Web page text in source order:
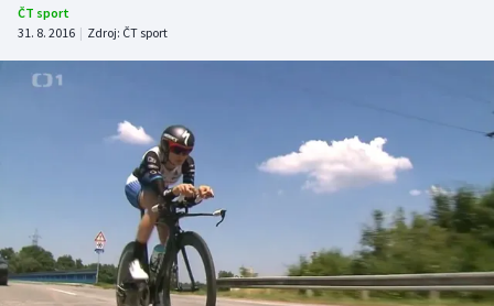
Fotbal
Hokej
DALŠÍ SPORTY
Americký fotbal
Atletika
NEPŘEHLÉDNĚTE
Soutěže
ČT sport
31. 8. 2016 | Zdroj: ČT sport